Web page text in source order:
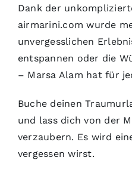
Dank der
airmarini.com wurde
unvergesslichen
entspannen oder die
– Marsa Alam hat für
Buche deinen
und lass dich von der
verzaubern. Es wird
vergessen wirst.